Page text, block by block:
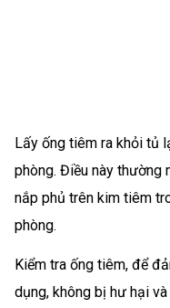
Lấy ống tiêm ra khỏi tủ
phòng. Điều này thường
nắp phủ trên kim tiêm
phòng.
Kiểm tra ống tiêm, để
dụng, không bị hư hại